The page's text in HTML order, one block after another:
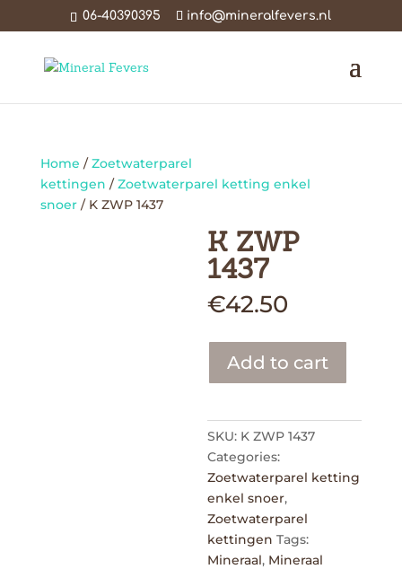
06-40390395 info@mineralfevers.nl
Home /Zoetwaterparel
kettingen /Zoetwaterparel ketting enkel
snoer/ K ZWP 1437
K ZWP
1437
€42.50
Add to cart
SKU: K ZWP 1437
Categories:
Zoetwaterparel ketting
enkel snoer,
Zoetwaterparel
kettingen Tags:
Mineraal, Mineraal